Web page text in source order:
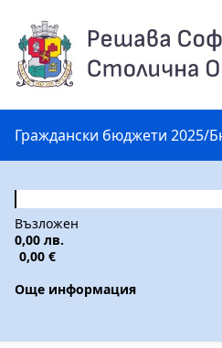
Граждански бюджети 2025/
Възложен
0,00 лв.
0,00 €
Още информация